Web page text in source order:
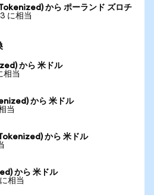
から ポーランド ズロチ
に相当
から 米ドル
相当
から 米ドル
当
から 米ドル
から 米ドル
相当